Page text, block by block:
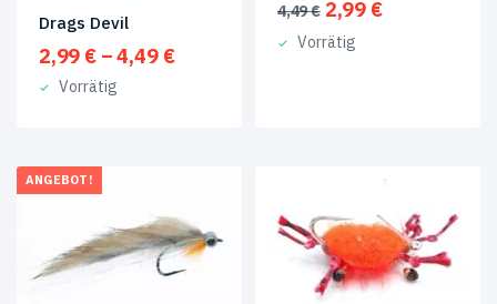
Drags Devil
2,99 € –4,49 €Preisspanne:
Vorrätig
4,49€ Ursprünglicher
Preis
war:
2,99 €Aktueller
Vorrätig
ANGEBOT!